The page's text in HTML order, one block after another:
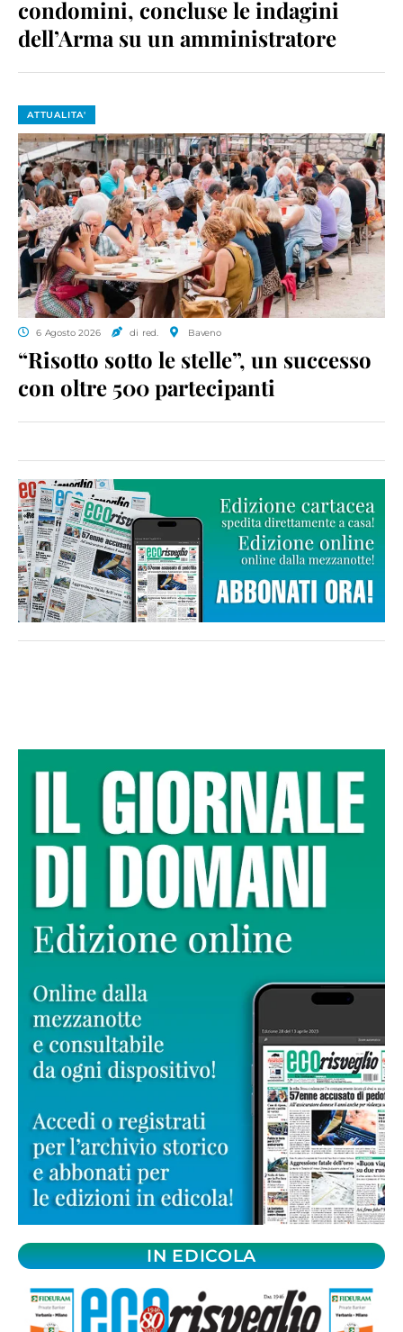
condomini, concluse le indagini
dell’Arma su un amministratore
ATTUALITA'
6 Agosto 2026 di red. Baveno
“Risotto sotto le stelle”, un successo
con oltre 500 partecipanti
IN EDICOLA